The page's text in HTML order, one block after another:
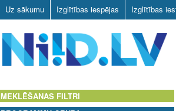
Uz sākumu Izglītības iespējas Izglītības
MEKLĒŠANAS FILTRI